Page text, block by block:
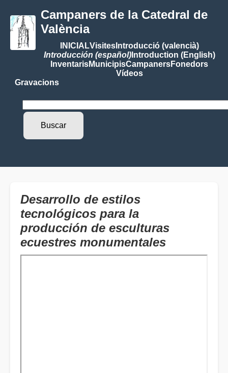
Campaners de la Catedral de
València
INICIALVisitesIntroducció (valencià)
Introducción (español)Introduction (English)
InventarisMunicipisCampanersFonedors
Vídeos
Gravacions
Desarrollo de estilos
tecnológicos para la
producción de esculturas
ecuestres monumentales